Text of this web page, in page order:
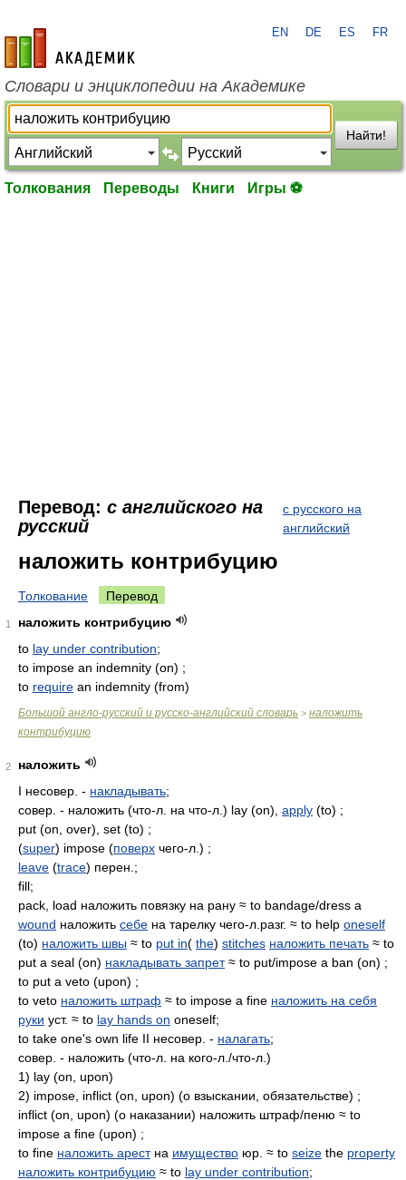
academic.ru
EN DE ES FR
Словари и энциклопедии на Академике
Найти!
Толкования Переводы Книги Игры ⚽
Перевод: с английского на
русский
с русского на
английский
наложить контрибуцию
Толкование Перевод
1
наложить контрибуцию
to lay under contribution;
to impose an indemnity (on) ;
to require an indemnity (from)
Большой англо-русский и русско-английский словарь > наложить
контрибуцию
2
наложить
I несовер. - накладывать;
совер. - наложить (что-л. на что-л.) lay (on), apply (to) ;
put (on, over), set (to) ;
(super) impose (поверх чего-л.) ;
leave (trace) перен.;
fill;
pack, load наложить повязку на рану ≈ to bandage/dress a
wound наложить себе на тарелку чего-л.разг. ≈ to help oneself
(to) наложить швы ≈ to put in( the) stitches наложить печать ≈ to
put a seal (on) накладывать запрет≈ to put/impose a ban (on) ;
to put a veto (upon) ;
to veto наложить штраф ≈ to impose a fine наложить на себя
руки уст. ≈ to lay hands on oneself;
to take one's own life II несовер. - налагать;
совер. - наложить (что-л. на кого-л./что-л.)
1) lay (on, upon)
2) impose, inflict (on, upon) (о взыскании, обязательстве) ;
inflict (on, upon) (о наказании) наложить штраф/пеню ≈ to
impose a fine (upon) ;
to fine наложить арестна имущество юр. ≈ to seize the property
наложить контрибуцию ≈ to lay under contribution;